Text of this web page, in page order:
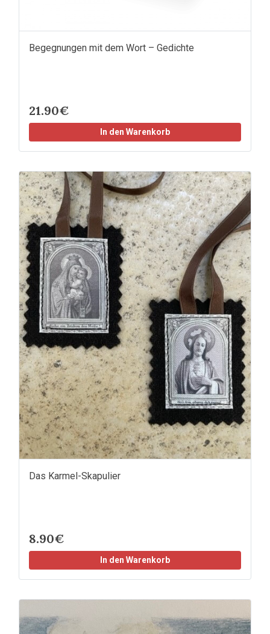
Begegnungen mit dem Wort – Gedichte
21.90€
In den Warenkorb
Das Karmel-Skapulier
8.90€
In den Warenkorb